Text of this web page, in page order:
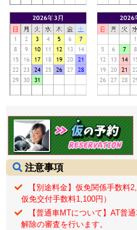
注意事項
【別途料金】仮免関係手数料
仮免交付手数料1,100円）
【普通車MTについて】AT普
解除の審査を行います。